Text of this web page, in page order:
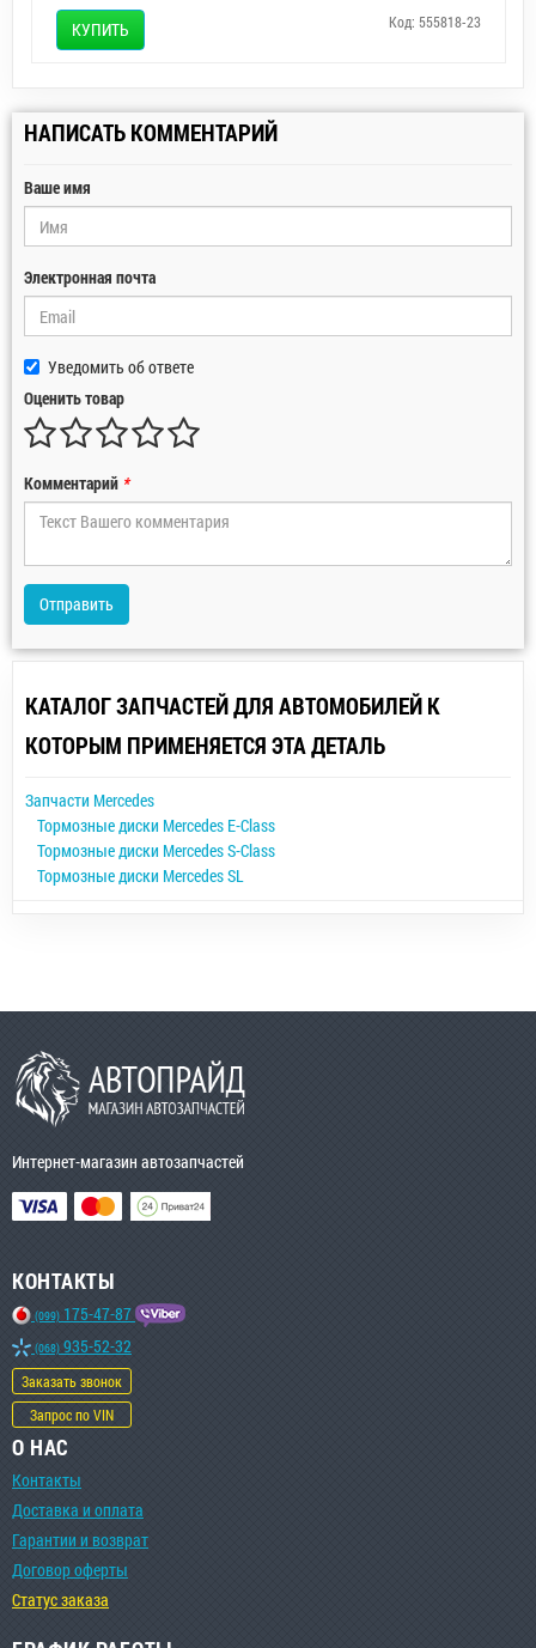
КУПИТЬ Код: 555818-23
НАПИСАТЬ КОММЕНТАРИЙ
Ваше имя
Электронная почта
Уведомить об ответе
Оценить товар
Комментарий *
Отправить
КАТАЛОГ ЗАПЧАСТЕЙ ДЛЯ АВТОМОБИЛЕЙ К
КОТОРЫМ ПРИМЕНЯЕТСЯ ЭТА ДЕТАЛЬ
Запчасти Mercedes
Тормозные диски Mercedes E-Class
Тормозные диски Mercedes S-Class
Тормозные диски Mercedes SL
Интернет-магазин автозапчастей
КОНТАКТЫ
(099) 175-47-87
(068) 935-52-32
Заказать звонок
Запрос по VIN
О НАС
Контакты
Доставка и оплата
Гарантии и возврат
Договор оферты
Статус заказа